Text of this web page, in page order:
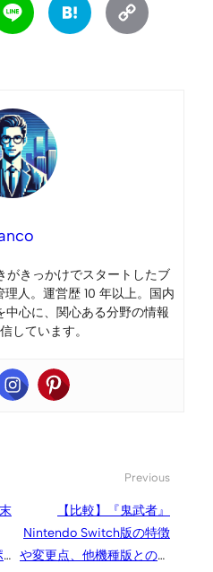
Line Hatena
がきっかけでスタートしたブ
理人。運営歴 10 年以上。国内
心に、関心ある分野の情報
しています。
Previous
【比較】『鬼武者』
Nintendo Switch版の特徴
や変更点、他機種版との違